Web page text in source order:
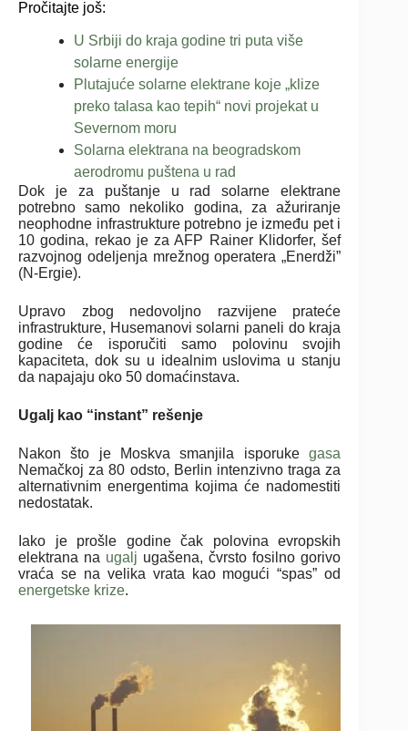
Pročitajte još:
U Srbiji do kraja godine tri puta više
solarne energije
Plutajuće solarne elektrane koje „klize
preko talasa kao tepih“ novi projekat u
Severnom moru
Solarna elektrana na beogradskom
aerodromu puštena u rad
Dok je za puštanje u rad solarne elektrane
potrebno samo nekoliko godina, za ažuriranje
neophodne infrastrukture potrebno je između pet i
10 godina, rekao je za AFP Rainer Klidorfer, šef
razvojnog odeljenja mrežnog operatera „Enerdži”
(N-Ergie).
Upravo zbog nedovoljno razvijene prateće
infrastrukture, Husemanovi solarni paneli do kraja
godine će isporučiti samo polovinu svojih
kapaciteta, dok su u idealnim uslovima u stanju
da napajaju oko 50 domaćinstava.
Ugalj kao “instant” rešenje
Nakon što je Moskva smanjila isporukegasa
Nemačkoj za 80 odsto, Berlin intenzivno traga za
alternativnim energentima kojima će nadomestiti
nedostatak.
Iako je prošle godine čak polovina evropskih
elektrana na ugalj ugašena, čvrsto fosilno gorivo
vraća se na velika vrata kao mogući “spas” od
energetske krize.